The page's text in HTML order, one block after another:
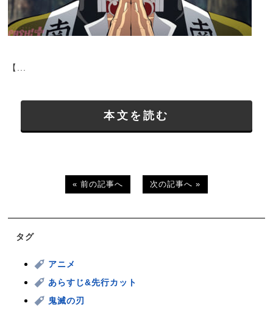
【...
本文を読む
« 前の記事へ 次の記事へ »
タグ
アニメ
あらすじ&先行カット
鬼滅の刃